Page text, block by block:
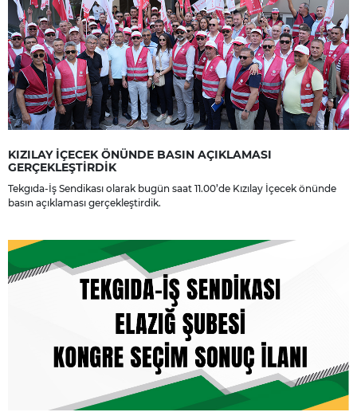
KIZILAY İÇECEK ÖNÜNDE BASIN AÇIKLAMASI
GERÇEKLEŞTİRDİK
Tekgıda-İş Sendikası olarak bugün saat 11.00’de Kızılay İçecek önünde
basın açıklaması gerçekleştirdik.